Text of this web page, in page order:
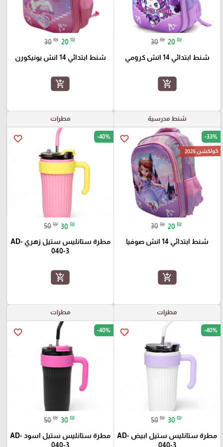
30 ₪ 20 ₪
شنط ابتدائي 14 انش كرومي
add_shopping_cart
30 ₪ 20 ₪
شنط ابتدائي 14 انش يونيكورن
add_shopping_cart
شنط مدرسية
favorite_border -33%
كولكشن 2026
30 ₪ 20 ₪
شنط ابتدائي 14 انش صوفيا
add_shopping_cart
مطرات
favorite_border -40%
50 ₪ 30 ₪
مطرة ستانليس ستيل زهري AD-
040-3
add_shopping_cart
مطرات
favorite_border -40%
50 ₪ 30 ₪
مطرة ستانليس ستيل ابيض AD-
040-3
مطرات
favorite_border -40%
50 ₪ 30 ₪
مطرة ستانليس ستيل اسود AD-
040-3